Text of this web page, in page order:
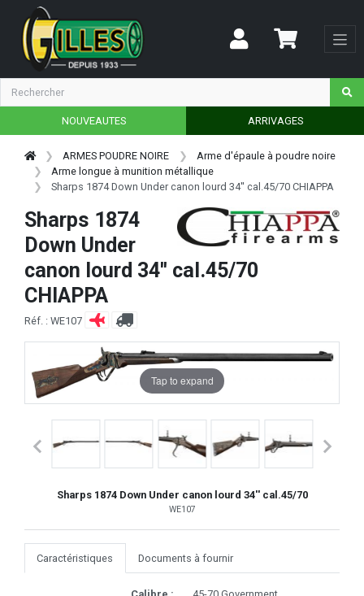
NOUVEAUTES ARRIVAGES
ARMES POUDRE NOIRE
Arme d'épaule à poudre noire
Arme longue à munition métallique
Sharps 1874 Down Under canon lourd 34'' cal.45/70 CHIAPPA
Sharps 1874
Down Under
canon lourd 34'' cal.45/70
CHIAPPA
Réf. : WE107
Tap to expand
Sharps 1874 Down Under canon lourd 34'' cal.45/70
WE107
Caractéristiques Documents à fournir